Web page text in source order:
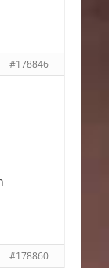
#178846
#178860